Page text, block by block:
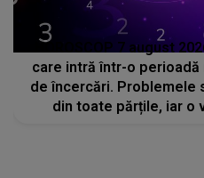
HOROSCOP 7 august
care intră într-o perioadă
de încercări. Problemele
din toate părțile, iar o